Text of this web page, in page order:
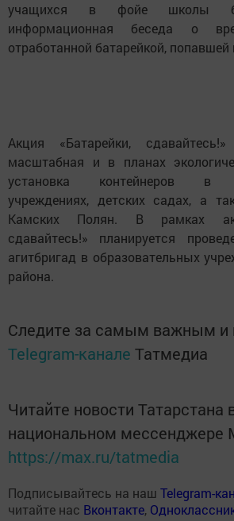
учащихся в фойе школы
информационная беседа о
отработанной батарейкой,
Акция «Батарейки,
масштабная и в планах
установка контейнеров в
учреждениях, детских садах, а
Камских Полян. В рамках
сдавайтесь!» планируется
агитбригад в образовательных
района.
Следите за самым важным и
Telegram-канале Татмедиа
Читайте новости Татарстана
национальном мессенджере
https://max.ru/tatmedia
Подписывайтесь на наш Telegram-
читайте нас Вконтакте,